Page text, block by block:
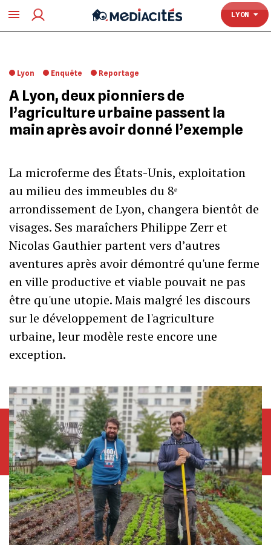
LYON
TOULOUSE
Lyon Enquête Reportage
A Lyon, deux pionniers de
l’agriculture urbaine passent la
main après avoir donné l’exemple
La microferme des États-Unis, exploitation
au milieu des immeubles du 8ᵉ
arrondissement de Lyon, changera bientôt de
visages. Ses maraîchers Philippe Zerr et
Nicolas Gauthier partent vers d’autres
aventures après avoir démontré qu'une ferme
en ville productive et viable pouvait ne pas
être qu'une utopie. Mais malgré les discours
sur le développement de l'agriculture
urbaine, leur modèle reste encore une
exception.